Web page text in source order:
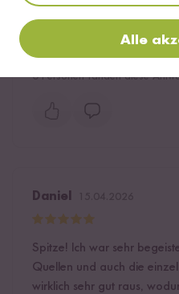
0Personen fanden diese
Daniel
Spitze! Ich war sehr
Quellen und auch die
wirklich sehr gut raus,
Alle